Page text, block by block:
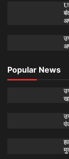
Popular News